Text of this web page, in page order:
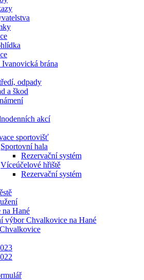
brána
odpady
a škod
akcí
sportovišť
Sportovní hala
Rezervační systém
Víceúčelové hřiště
Rezervační systém
Hané
výbor Chvalkovice na Hané